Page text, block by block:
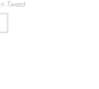
Tweed